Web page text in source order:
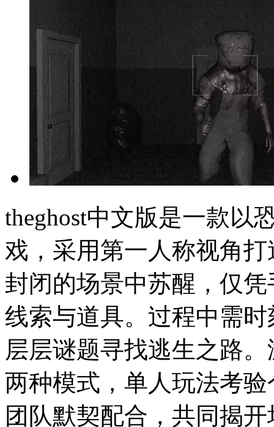
theghost中文版是一款以
戏，采用第一人称视角
封闭的场景中苏醒，仅
线索与道具。过程中需
层层谜题寻找逃生之路
两种模式，单人玩法考
团队默契配合，共同揭